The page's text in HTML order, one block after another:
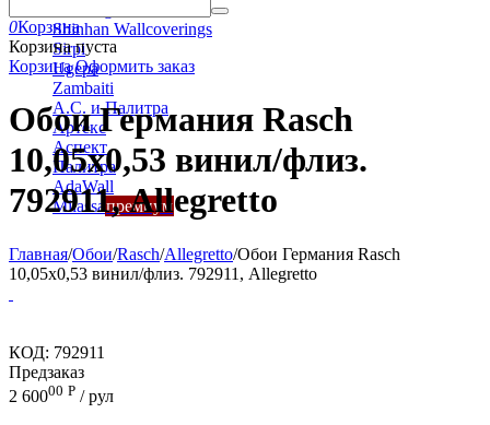
Shinhan Wallcoverings
Sirpi
Ugepa
Zambaiti
А.С. и Палитра
Артекс
Аспект
Палитра
AdaWall
Milassa премиум
0Корзина
Корзина пуста
Корзина Оформить заказ
Обои Германия Rasch
10,05x0,53 винил/флиз.
792911, Allegretto
Главная/Обои/Rasch/Allegretto/Обои Германия Rasch
10,05x0,53 винил/флиз. 792911, Allegretto
КОД: 792911
Предзаказ
2 60000 Р / рул